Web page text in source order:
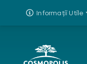
Informații Utile